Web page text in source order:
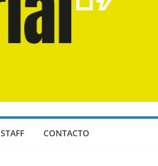
STAFF CONTACTO